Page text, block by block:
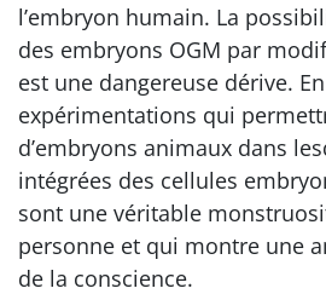
l’embryon humain. La
des embryons OGM par
est une dangereuse dérive.
expérimentations qui
d’embryons animaux dans
intégrées des cellules
sont une véritable
personne et qui montre une
de la conscience.